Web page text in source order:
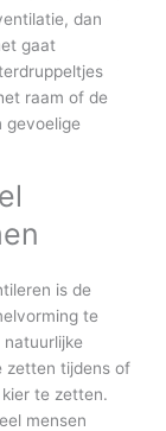
dan
gaat
raam of de
gevoelige
is de
te
zetten tijdens of
te zetten.
mensen